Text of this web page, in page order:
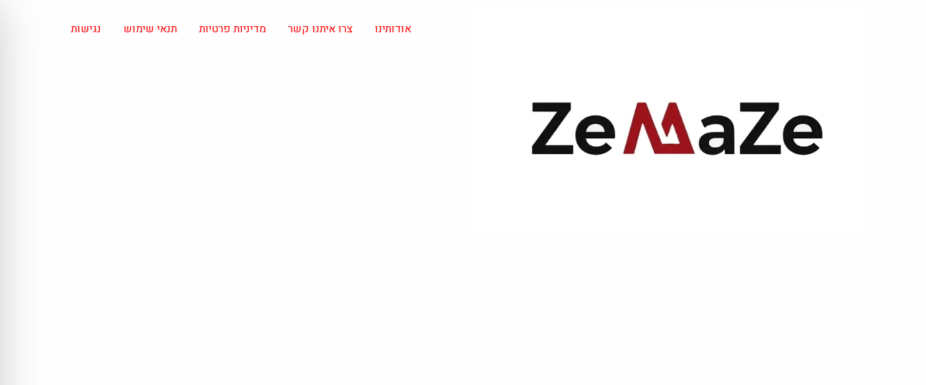
אודותינו צרו איתנו קשר מדיניות פרטיות תנאי שימוש נגישות